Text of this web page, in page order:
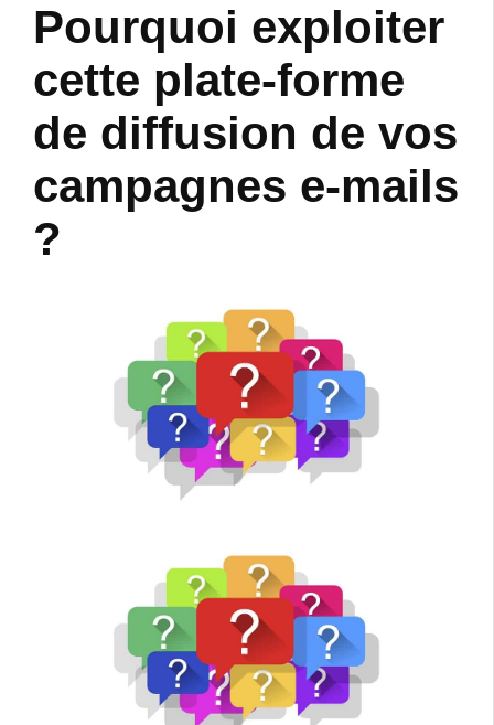
Pourquoi exploiter
cette plate-forme
de diffusion de vos
campagnes e-mails
?